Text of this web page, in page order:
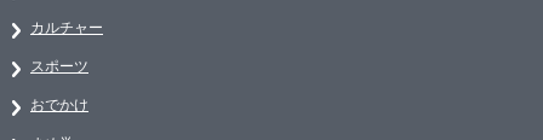
カルチャー
スポーツ
おでかけ